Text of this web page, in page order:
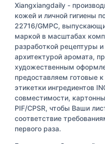
Xiangxiangdaily -
кожей и личной гигиены
22716/GMPC,
маркой в масштабах
разработкой рецептуры и
архитектурой аромата,
художественным
предоставляем готовые
этикетки ингредиентов
совместимости,
PIF/CPSR, чтобы Ваши
соответствие
первого раза.